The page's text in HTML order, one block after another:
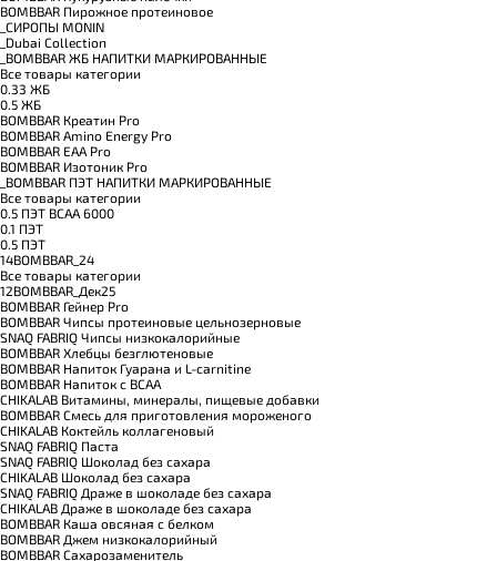
BOMBBAR Пирожное протеиновое
_CИРОПЫ MONIN
_Dubai Collection
_BOMBBAR ЖБ НАПИТКИ МАРКИРОВАННЫЕ
Все товары категории
0.33 ЖБ
0.5 ЖБ
BOMBBAR Креатин Pro
BOMBBAR Amino Energy Pro
BOMBBAR EAA Pro
BOMBBAR Изотоник Pro
_BOMBBAR ПЭТ НАПИТКИ МАРКИРОВАННЫЕ
Все товары категории
0.5 ПЭТ ВСАА 6000
0.1 ПЭТ
0.5 ПЭТ
14BOMBBAR_24
Все товары категории
12BOMBBAR_Дек25
BOMBBAR Гейнер Pro
BOMBBAR Чипсы протеиновые цельнозерновые
SNAQ FABRIQ Чипсы низкокалорийные
BOMBBAR Хлебцы безглютеновые
BOMBBAR Напиток Гуарана и L-carnitine
BOMBBAR Напиток с BCAA
CHIKALAB Витамины, минералы, пищевые добавки
BOMBBAR Смесь для приготовления мороженого
CHIKALAB Коктейль коллагеновый
SNAQ FABRIQ Паста
SNAQ FABRIQ Шоколад без сахара
CHIKALAB Шоколад без сахара
SNAQ FABRIQ Драже в шоколаде без сахара
CHIKALAB Драже в шоколаде без сахара
BOMBBAR Каша овсяная с белком
BOMBBAR Джем низкокалорийный
BOMBBAR Сахарозаменитель